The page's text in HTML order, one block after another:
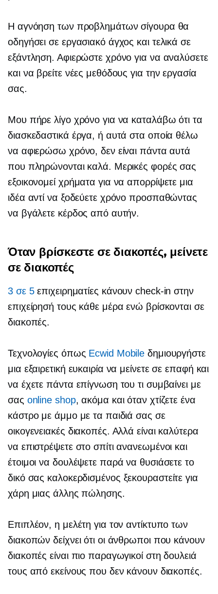
Η αγνόηση των προβλημάτων σίγουρα θα
οδηγήσει σε εργασιακό άγχος και τελικά σε
εξάντληση. Αφιερώστε χρόνο για να αναλύσετε
και να βρείτε νέες μεθόδους για την εργασία
σας.
Μου πήρε λίγο χρόνο για να καταλάβω ότι τα
διασκεδαστικά έργα, ή αυτά στα οποία θέλω
να αφιερώσω χρόνο, δεν είναι πάντα αυτά
που πληρώνονται καλά. Μερικές φορές σας
εξοικονομεί χρήματα για να απορρίψετε μια
ιδέα αντί να ξοδεύετε χρόνο προσπαθώντας
να βγάλετε κέρδος από αυτήν.
Όταν βρίσκεστε σε διακοπές, μείνετε
σε διακοπές
3 σε 5επιχειρηματίες κάνουν check-in στην
επιχείρησή τους κάθε μέρα ενώ βρίσκονται σε
διακοπές.
Τεχνολογίες όπως Ecwid Mobile δημιουργήστε
μια εξαιρετική ευκαιρία να μείνετε σε επαφή και
να έχετε πάντα επίγνωση του τι συμβαίνει με
σας online shop, ακόμα και όταν χτίζετε ένα
κάστρο με άμμο με τα παιδιά σας σε
οικογενειακές διακοπές. Αλλά είναι καλύτερα
να επιστρέψετε στο σπίτι ανανεωμένοι και
έτοιμοι να δουλέψετε παρά να θυσιάσετε το
δικό σας καλοκερδισμένος ξεκουραστείτε για
χάρη μιας άλλης πώλησης.
Επιπλέον, η μελέτη για τον αντίκτυπο των
διακοπών δείχνει ότι οι άνθρωποι που κάνουν
διακοπές είναι πιο παραγωγικοί στη δουλειά
τους από εκείνους που δεν κάνουν διακοπές.